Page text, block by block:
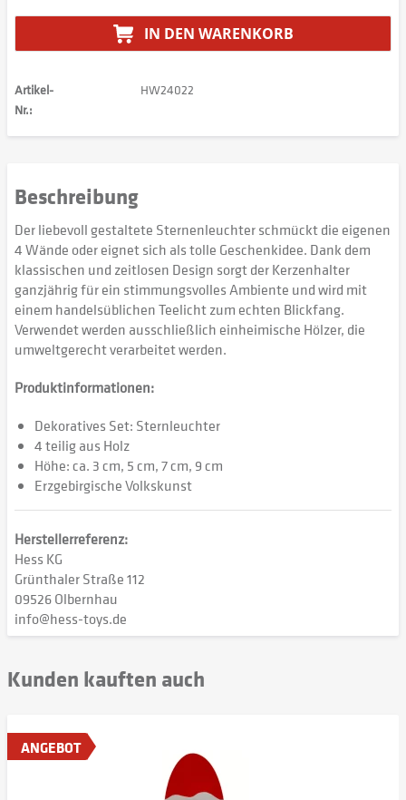
IN DEN WARENKORB
Artikel-
Nr.:
HW24022
Beschreibung
Der liebevoll gestaltete Sternenleuchter schmückt die eigenen
4 Wände oder eignet sich als tolle Geschenkidee. Dank dem
klassischen und zeitlosen Design sorgt der Kerzenhalter
ganzjährig für ein stimmungsvolles Ambiente und wird mit
einem handelsüblichen Teelicht zum echten Blickfang.
Verwendet werden ausschließlich einheimische Hölzer, die
umweltgerecht verarbeitet werden.
Produktinformationen:
Dekoratives Set: Sternleuchter
4 teilig aus Holz
Höhe: ca. 3 cm, 5 cm, 7 cm, 9 cm
Erzgebirgische Volkskunst
Herstellerreferenz:
Hess KG
Grünthaler Straße 112
09526 Olbernhau
info@hess-toys.de
Kunden kauften auch
ANGEBOT